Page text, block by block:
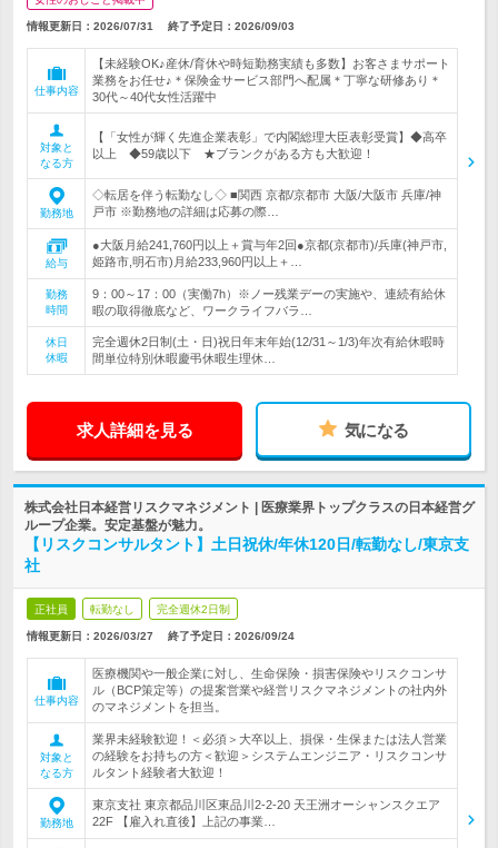
情報更新日：2026/07/31 終了予定日： 2026/09/03
仕事内容
【未経験OK♪産休/育休や時短勤務実績も多数】お客さまサポート
業務をお任せ♪＊保険金サービス部門へ配属＊丁寧な研修あり＊
30代～40代女性活躍中
対象と
なる方
【「女性が輝く先進企業表彰」で内閣総理大臣表彰受賞】◆高卒
以上 ◆59歳以下 ★ブランクがある方も大歓迎！
勤務地
◇転居を伴う転勤なし◇ ■関西 京都/京都市 大阪/大阪市 兵庫/神
戸市 ※勤務地の詳細は応募の際…
給与
●大阪月給241,760円以上＋賞与年2回●京都(京都市)/兵庫(神戸市,
姫路市,明石市)月給233,960円以上＋…
勤務
時間
9：00～17：00（実働7h）※ノー残業デーの実施や、連続有給休
暇の取得徹底など、ワークライフバラ…
休日
休暇
完全週休2日制(土・日)祝日年末年始(12/31～1/3)年次有給休暇時
間単位特別休暇慶弔休暇生理休…
求人詳細を見る 気になる
株式会社日本経営リスクマネジメント | 医療業界トップクラスの日本経営グ
ループ企業。安定基盤が魅力。
【リスクコンサルタント】土日祝休/年休120日/転勤なし/東京支
社
正社員 転勤なし 完全週休2日制
情報更新日：2026/03/27 終了予定日： 2026/09/24
仕事内容
医療機関や一般企業に対し、生命保険・損害保険やリスクコンサ
ル（BCP策定等）の提案営業や経営リスクマネジメントの社内外
のマネジメントを担当。
対象と
なる方
業界未経験歓迎！＜必須＞大卒以上、損保・生保または法人営業
の経験をお持ちの方＜歓迎＞システムエンジニア・リスクコンサ
ルタント経験者大歓迎！
勤務地
東京支社 東京都品川区東品川2-2-20 天王洲オーシャンスクエア
22F 【雇入れ直後】上記の事業…